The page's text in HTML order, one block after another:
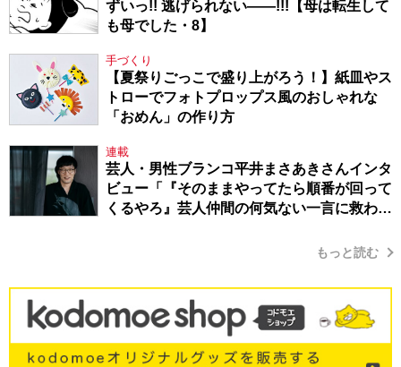
ずいっ!! 逃げられない――!!!【母は転生して
も母でした・8】
手づくり
【夏祭りごっこで盛り上がろう！】紙皿やス
トローでフォトプロップス風のおしゃれな
「おめん」の作り方
連載
芸人・男性ブランコ平井まさあきさんインタ
ビュー「『そのままやってたら順番が回って
くるやろ』芸人仲間の何気ない一言に救われ
もっと読む